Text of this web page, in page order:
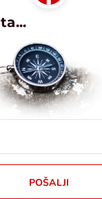
POŠALJI